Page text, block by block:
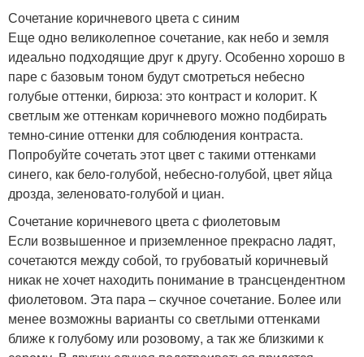
Сочетание коричневого цвета с синим
Еще одно великолепное сочетание, как небо и земля
идеально подходящие друг к другу. Особенно хорошо в
паре с базовым тоном будут смотреться небесно
голубые оттенки, бирюза: это контраст и колорит. К
светлым же оттенкам коричневого можно подбирать
темно-синие оттенки для соблюдения контраста.
Попробуйте сочетать этот цвет с такими оттенками
синего, как бело-голубой, небесно-голубой, цвет яйца
дрозда, зеленовато-голубой и циан.
Сочетание коричневого цвета с фиолетовым
Если возвышенное и приземленное прекрасно ладят,
сочетаются между собой, то грубоватый коричневый
никак не хочет находить понимание в трансцендентном
фиолетовом. Эта пара – скучное сочетание. Более или
менее возможны варианты со светлыми оттенками
ближе к голубому или розовому, а так же близкими к